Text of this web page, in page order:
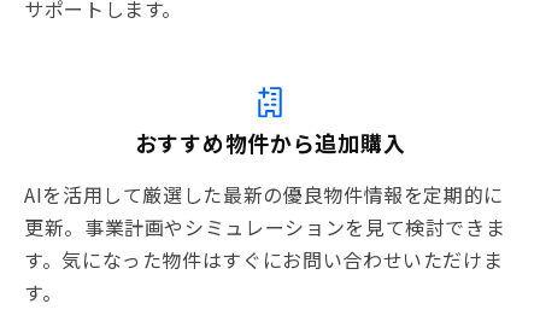
サポートします。
おすすめ物件から追加購入
AIを活用して厳選した最新の優良物件情報を定期的に
更新。事業計画やシミュレーションを見て検討できま
す。気になった物件はすぐにお問い合わせいただけま
す。